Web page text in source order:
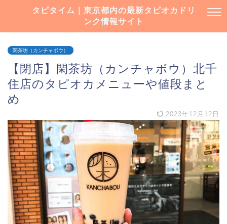
タピタイム｜東京都内の最新タピオカドリ
ンク情報サイト
閑茶坊（カンチャボウ）
【閉店】閑茶坊（カンチャボウ）北千
住店のタピオカメニューや値段まと
め
2023年12月12日